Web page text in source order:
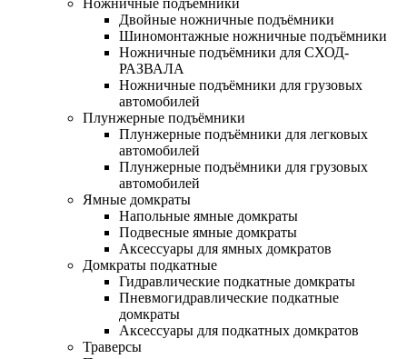
Ножничные подъёмники
Двойные ножничные подъёмники
Шиномонтажные ножничные подъёмники
Ножничные подъёмники для СХОД-
РАЗВАЛА
Ножничные подъёмники для грузовых
автомобилей
Плунжерные подъёмники
Плунжерные подъёмники для легковых
автомобилей
Плунжерные подъёмники для грузовых
автомобилей
Ямные домкраты
Напольные ямные домкраты
Подвесные ямные домкраты
Аксессуары для ямных домкратов
Домкраты подкатные
Гидравлические подкатные домкраты
Пневмогидравлические подкатные
домкраты
Аксессуары для подкатных домкратов
Траверсы